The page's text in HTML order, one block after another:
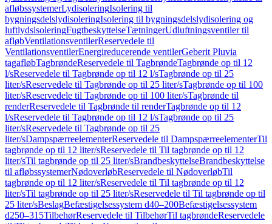
afløbssystemerLydisoleringIsolering til
bygningsdelslydisoleringIsolering til bygningsdelslydisolering og
luftlydsisoleringFugtbeskyttelseTætningerUdluftningsventiler til
afløbVentilationsventilerReservedele til
VentilationsventilerEnergireducerende ventilerGeberit Pluvia
tagafløbTagbrøndeReservedele til TagbrøndeTagbrønde op til 12
l/sReservedele til Tagbrønde op til 12 l/sTagbrønde op til 25
liter/sReservedele til Tagbrønde op til 25 liter/sTagbrønde op til 100
liter/sReservedele til Tagbrønde op til 100 liter/sTagbrønde til
renderReservedele til Tagbrønde til renderTagbrønde op til 12
l/sReservedele til Tagbrønde op til 12 l/sTagbrønde op til 25
liter/sReservedele til Tagbrønde op til 25
liter/sDampspærreelementerReservedele til DampspærreelementerTil
tagbrønde op til 12 liter/sReservedele til Til tagbrønde op til 12
liter/sTil tagbrønde op til 25 liter/sBrandbeskyttelseBrandbeskyttelse
til afløbssystemerNødoverløbReservedele til NødoverløbTil
tagbrønde op til 12 liter/sReservedele til Til tagbrønde op til 12
liter/sTil tagbrønde op til 25 liter/sReservedele til Til tagbrønde op til
25 liter/sBeslagBefæstigelsessystem d40–200Befæstigelsessystem
d250–315TilbehørReservedele til TilbehørTil tagbrøndeReservedele